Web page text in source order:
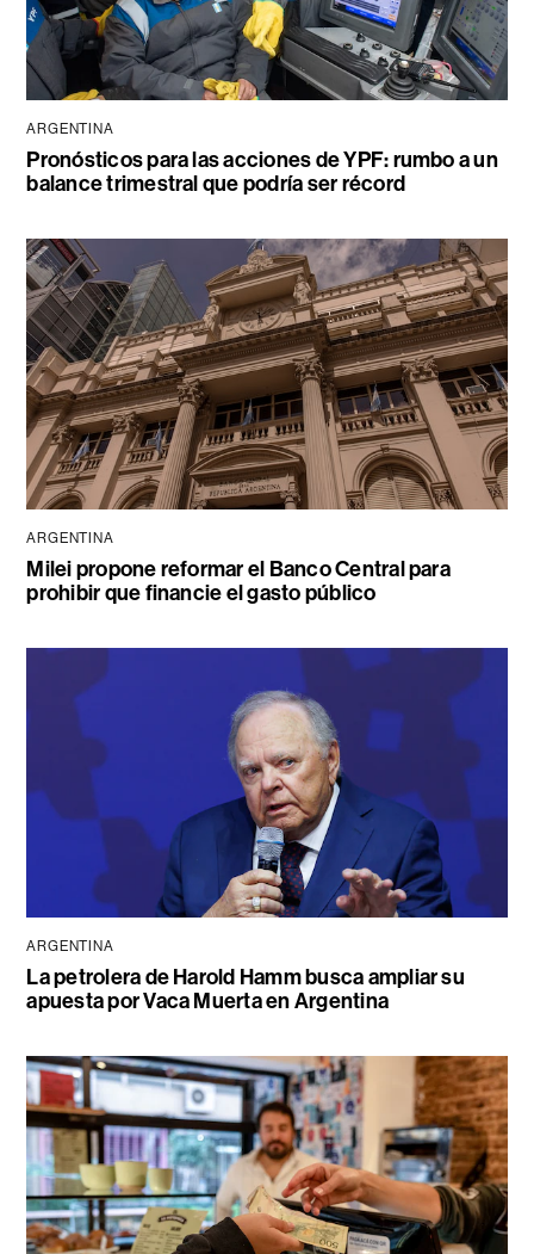
ARGENTINA
Pronósticos para las acciones de YPF: rumbo a un
balance trimestral que podría ser récord
ARGENTINA
Milei propone reformar el Banco Central para
prohibir que financie el gasto público
ARGENTINA
La petrolera de Harold Hamm busca ampliar su
apuesta por Vaca Muerta en Argentina